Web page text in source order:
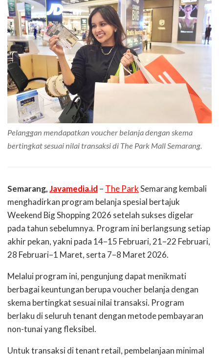
Pelanggan mendapatkan voucher belanja dengan skema
bertingkat sesuai nilai transaksi di The Park Mall Semarang.
Semarang,Javamedia.id – The ParkSemarang kembali
menghadirkan program belanja spesial bertajuk
Weekend Big Shopping 2026 setelah sukses digelar
pada tahun sebelumnya. Program ini berlangsung setiap
akhir pekan, yakni pada 14–15 Februari, 21–22 Februari,
28 Februari–1 Maret, serta 7–8 Maret 2026.
Melalui program ini, pengunjung dapat menikmati
berbagai keuntungan berupa voucher belanja dengan
skema bertingkat sesuai nilai transaksi. Program
berlaku di seluruh tenant dengan metode pembayaran
non-tunai yang fleksibel.
Untuk transaksi di tenant retail, pembelanjaan minimal